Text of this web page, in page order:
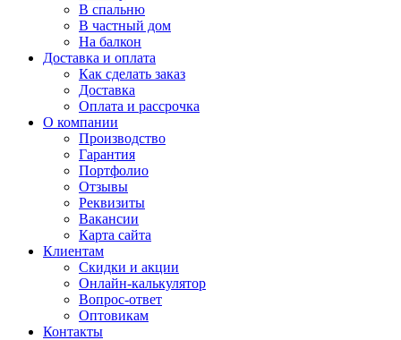
В спальню
В частный дом
На балкон
Доставка и оплата
Как сделать заказ
Доставка
Оплата и рассрочка
О компании
Производство
Гарантия
Портфолио
Отзывы
Реквизиты
Вакансии
Карта сайта
Клиентам
Скидки и акции
Онлайн-калькулятор
Вопрос-ответ
Оптовикам
Контакты